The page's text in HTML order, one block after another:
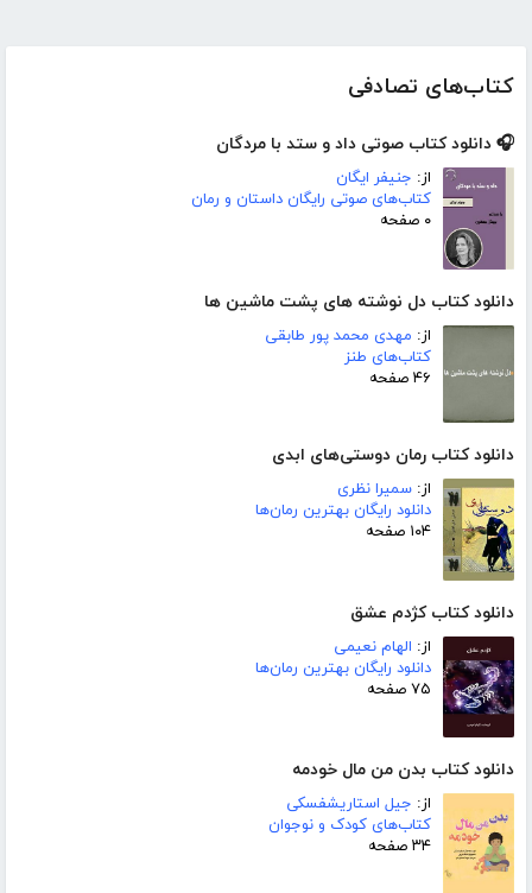
کتاب‌های تصادفی
🎧 دانلود کتاب صوتی داد و ستد با مردگان
از: جنیفر ایگان
کتاب‌های صوتی رایگان داستان و رمان
۰ صفحه
دانلود کتاب دل نوشته های پشت ماشین ها
از: مهدی محمد پور طابقی
کتاب‌های طنز
۴۶ صفحه
دانلود کتاب رمان دوستی‌های ابدی
از: سمیرا نظری
دانلود رایگان بهترین رمان‌ها
۱۰۴ صفحه
دانلود کتاب کژدم عشق
از: الهام نعیمی
دانلود رایگان بهترین رمان‌ها
۷۵ صفحه
دانلود کتاب بدن من مال خودمه
از: جیل استاریشفسکی
کتاب‌های کودک و نوجوان
۳۴ صفحه